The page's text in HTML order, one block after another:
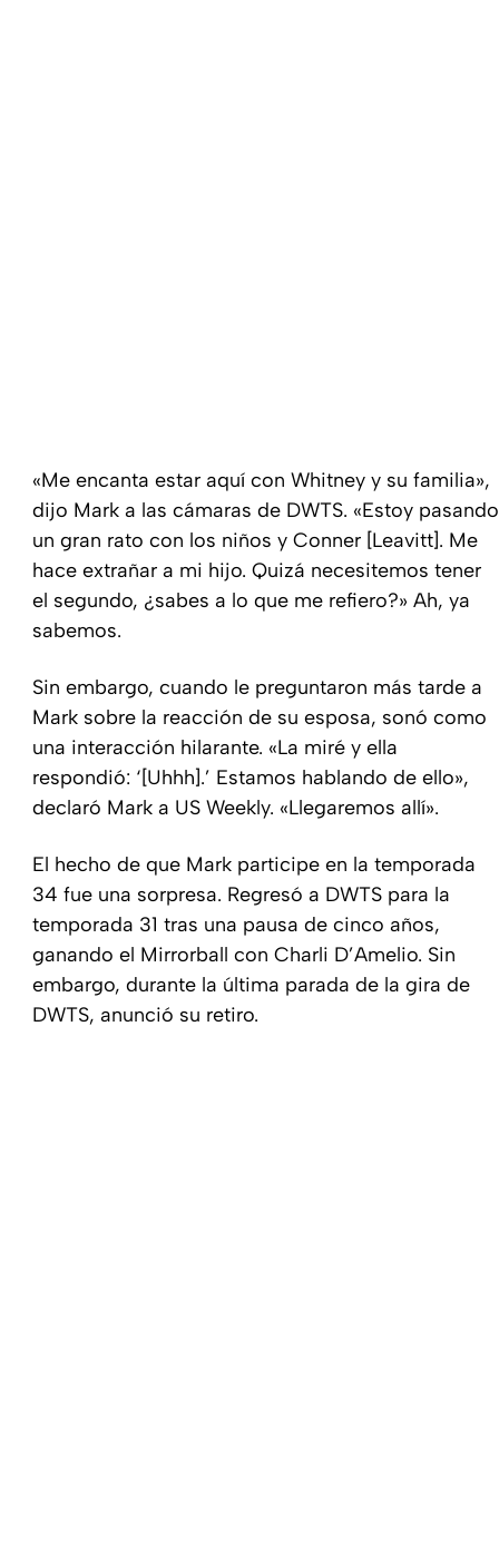
«Me encanta estar aquí con Whitney y su familia»,
dijo Mark a las cámaras de DWTS. «Estoy pasando
un gran rato con los niños y Conner [Leavitt]. Me
hace extrañar a mi hijo. Quizá necesitemos tener
el segundo, ¿sabes a lo que me refiero?» Ah, ya
sabemos.
Sin embargo, cuando le preguntaron más tarde a
Mark sobre la reacción de su esposa, sonó como
una interacción hilarante. «La miré y ella
respondió: ‘[Uhhh].’ Estamos hablando de ello»,
declaró Mark a US Weekly. «Llegaremos allí».
El hecho de que Mark participe en la temporada
34 fue una sorpresa. Regresó a DWTS para la
temporada 31 tras una pausa de cinco años,
ganando el Mirrorball con Charli D’Amelio. Sin
embargo, durante la última parada de la gira de
DWTS, anunció su retiro.